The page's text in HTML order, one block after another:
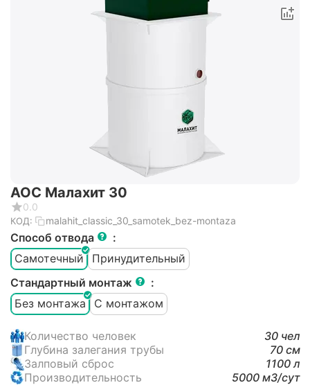
АОС Малахит 30
0.0
КОД: malahit_classic_30_samotek_bez-montaza
Способ отвода
:
Самотечный
Принудительный
Стандартный монтаж
:
Без монтажа
С монтажом
Количество человек
30 чел
Глубина залегания трубы
70 см
Залповый сброс
1100 л
Производительность
5000 м3/cут